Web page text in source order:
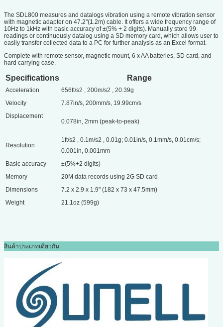
The SDL800 measures and datalogs vibration using a remote vibration sensor
with magnetic adapter on 47.2"(1.2m) cable. It offers a wide frequency range of
10Hz to 1kHz with basic accuracy of ±(5% + 2 digits). Manually store 99
readings or continuously datalog using a SD memory card, which allows user to
easily transfer collected data to a PC for further analysis as an Excel format.
Complete with remote sensor, magnetic mount, 6 x AA batteries, SD card, and
hard carrying case.
Specifications Range
Acceleration
656ft/s2 , 200m/s2 , 20.39g
Velocity
7.87in/s, 200mm/s, 19.99cm/s
Displacement
0.078in, 2mm (peak-to-peak)
Resolution
1ft/s2 , 0.1m/s2 , 0.01g; 0.01in/s, 0.1mm/s, 0.01cm/s;
0.001in, 0.001mm
Basic accuracy
±(5%+2 digits)
Memory
20M data records using 2G SD card
Dimensions
7.2 x 2.9 x 1.9" (182 x 73 x 47.5mm)
Weight
21.1oz (599g)
สินค้าประเภทเดียวกัน